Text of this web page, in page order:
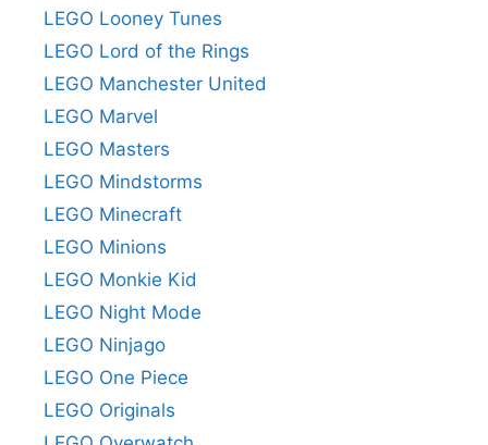
LEGO Looney Tunes
LEGO Lord of the Rings
LEGO Manchester United
LEGO Marvel
LEGO Masters
LEGO Mindstorms
LEGO Minecraft
LEGO Minions
LEGO Monkie Kid
LEGO Night Mode
LEGO Ninjago
LEGO One Piece
LEGO Originals